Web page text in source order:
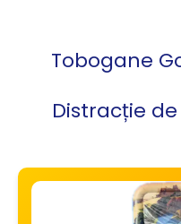
Tobogane
Distracție